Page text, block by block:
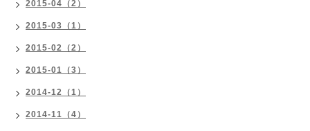
2015-04（2）
2015-03（1）
2015-02（2）
2015-01（3）
2014-12（1）
2014-11（4）